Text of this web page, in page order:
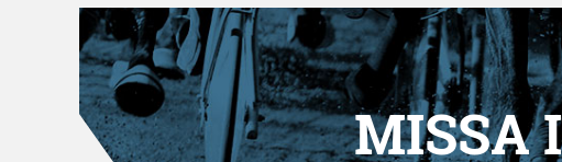
MISSA